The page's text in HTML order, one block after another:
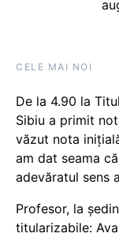
CELE MAI NOI
De la 4.90 la
Sibiu a primit
văzut nota
am dat seama
adevăratul sens
Profesor, la
titularizabile: